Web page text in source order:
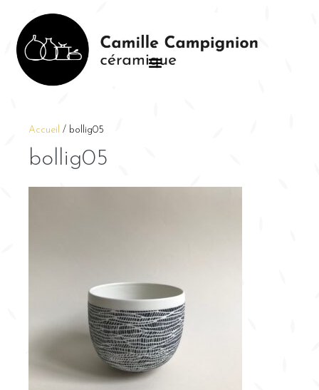
Accueil / bollig05
bollig05